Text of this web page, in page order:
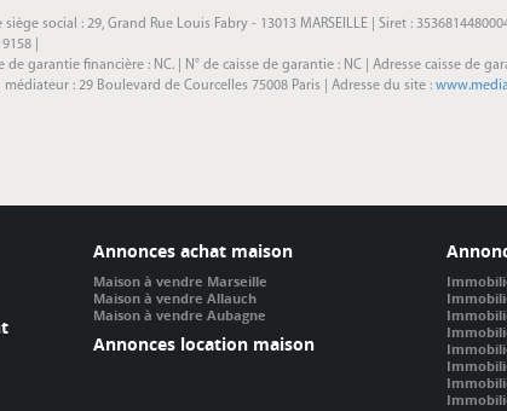
social : 29, Grand Rue Louis Fabry - 13013 MARSEILLE | Siret :
|
garantie financière : NC. | N° de caisse de garantie : NC | Adresse caisse de
: 29 Boulevard de Courcelles 75008 Paris | Adresse du site :
Annonces achat maison
Maison à vendre Marseille
Maison à vendre Allauch
Maison à vendre Aubagne
Annonces location maison